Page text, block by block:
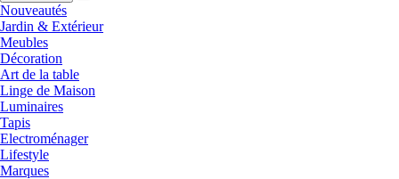
Nouveautés
Jardin & Extérieur
Meubles
Décoration
Art de la table
Linge de Maison
Luminaires
Tapis
Electroménager
Lifestyle
Marques